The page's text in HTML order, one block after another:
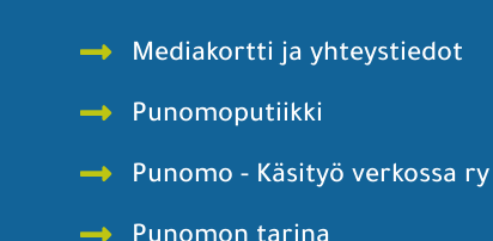
Mediakortti ja yhteystiedot
Punomoputiikki
Punomo - Käsityö verkossa ry